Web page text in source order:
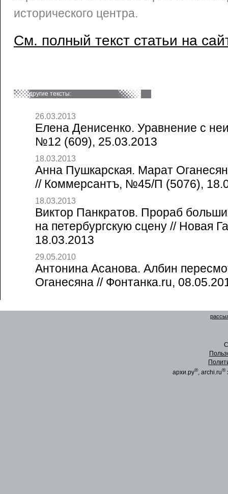
исторического центра.
См. полный текст статьи на
другие тексты:
26.03.2013
Елена Денисенко. Уравнение с
№12 (609), 25.03.2013
18.03.2013
Анна Пушкарская. Марат
// Коммерсантъ, №45/П (5076),
18.03.2013
Виктор Панкратов. Прораб
на петербургскую сцену // Новая
18.03.2013
29.05.2010
Антонина Асанова. Албин
Оганесяна // Фонтанка.ru,
архи.ру®, archi.ru®